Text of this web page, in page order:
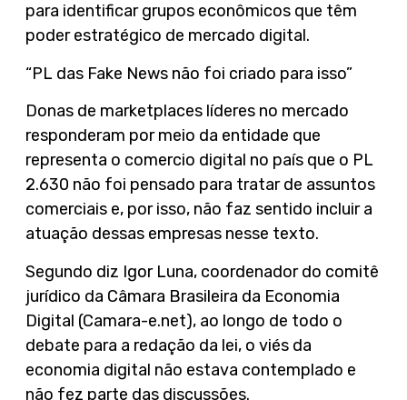
para identificar grupos econômicos que têm
poder estratégico de mercado digital.
“PL das Fake News não foi criado para isso”
Donas de marketplaces líderes no mercado
responderam por meio da entidade que
representa o comercio digital no país que o PL
2.630 não foi pensado para tratar de assuntos
comerciais e, por isso, não faz sentido incluir a
atuação dessas empresas nesse texto.
Segundo diz Igor Luna, coordenador do comitê
jurídico da Câmara Brasileira da Economia
Digital (Camara-e.net), ao longo de todo o
debate para a redação da lei, o viés da
economia digital não estava contemplado e
não fez parte das discussões.